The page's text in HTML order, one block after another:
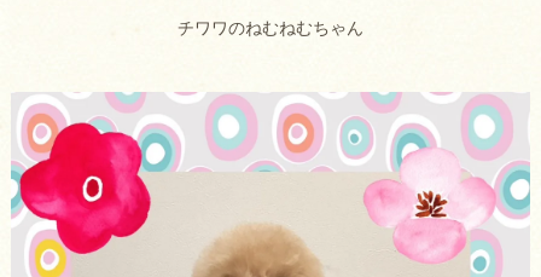
チワワのねむねむちゃん